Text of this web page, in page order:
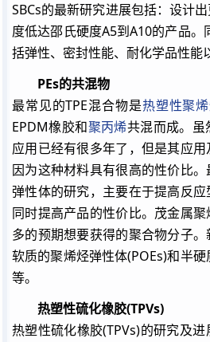
SBCs的最新研究进展包括：设计
度低达邵氏硬度A5到A10的产品。
括弹性、密封性能、耐化学品性能
PEs的共混物
最常见的TPE混合物是热塑性聚烯
EPDM橡胶和聚丙烯共混而成。虽
应用已经有很多年了，但是其应用
因为这种材料具有很高的性价比
弹性体的研究，主要在于提高反应
同时提高产品的性价比。茂金属
多的预期想要获得的聚合物分子。
软质的聚烯烃弹性体(POEs)和半
等。
热塑性硫化橡胶(TPVs)
热塑性硫化橡胶(TPVs)的研究及